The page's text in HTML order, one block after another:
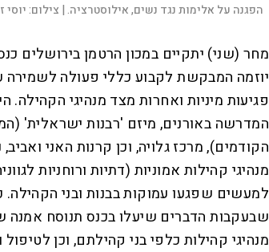
הפגנה על אלימות נגד נשים, אילוסטרציה. | צילום:יוסי
מחר (שני) יתקיים במכון הרטמן בירושלים
יוזמה המבקשת לקבוע כללי פעולה לשמירה
פגיעות מיניות ואחרות מצד מנהיגי
המדרשה באורנים, מיזם 'רבנות ישראלית'
הקודמים), מרכז גלויה, וכן קרנות האני
מנהיגי קהילות אמוניות (דתיות ורוחניות
למעשים שפגעו עמוקות בבנות ובני הקהילה.
שבעקבות הדברים שיעלו בכנס תנוסח אמנה
מנהיגי קהילות כלפי בני קהילתם, וכן לטיפול